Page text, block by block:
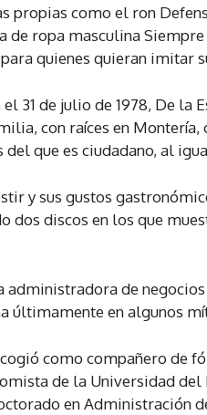
propias como el ron
de ropa masculina
quienes quieran imitar
31 de julio de 1978, De
con raíces en
que es ciudadano, al
y sus gustos
dos discos en los que
administradora de
últimamente en algunos
como compañero de
de la Universidad
en Administración